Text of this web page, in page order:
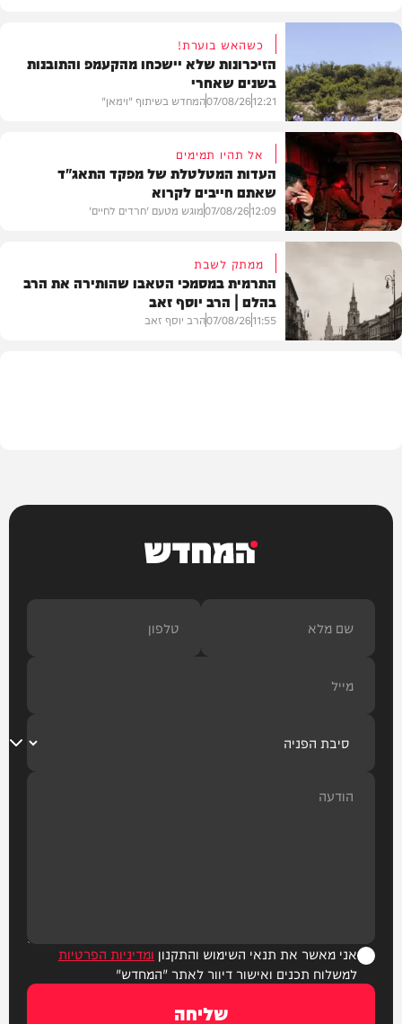
וידאו
כשהאש בוערת!
הזיכרונות שלא יישכחו מהקעמפ והתובנות
בשנים שאחרי
12:21
07/08/26המחדש בשיתוף "וימאן"
דעות
אל תהיו תמימים
העדות המטלטלת של מפקד התאג"ד
שאתם חייבים לקרוא
12:09
07/08/26מוגש מטעם 'חרדים לחיים'
ממתק לשבת
התרמית במסמכי הטאבו שהותירה את הרב
בהלם | הרב יוסף זאב
11:55
07/08/26הרב יוסף זאב
המחדש
אני מאשר את תנאי השימוש והתקנון ומדיניות הפרטיות
למשלוח תכנים ואישור דיוור לאתר "המחדש"
שליחה